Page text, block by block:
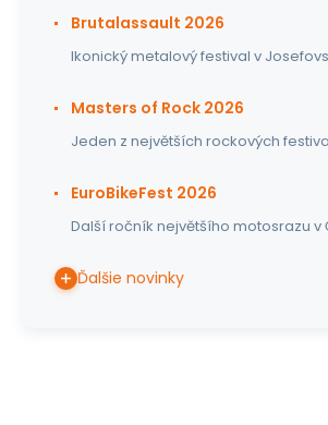
Brutalassault 2026
Ikonický metalový festival v
Masters of Rock 2026
Jeden z největších rockových
EuroBikeFest 2026
Další ročník největšího motosrazu v
Ďalšie novinky